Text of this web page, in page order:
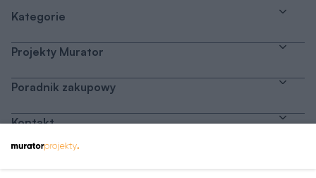
Kategorie
Projekty Murator
Poradnik zakupowy
Kontakt